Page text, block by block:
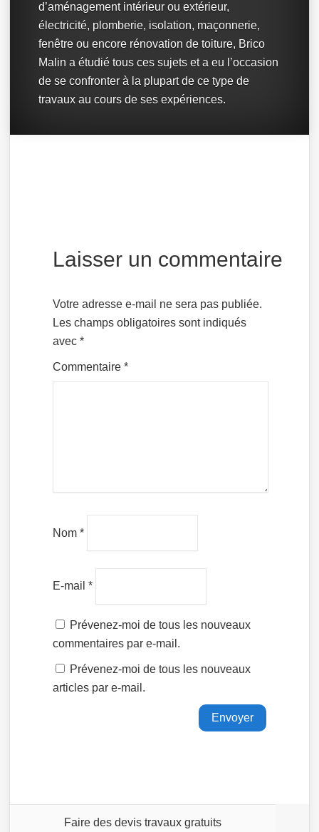
d’aménagement intérieur ou extérieur,
électricité, plomberie, isolation, maçonnerie,
fenêtre ou encore rénovation de toiture, Brico
Malin a étudié tous ces sujets et a eu l’occasion
de se confronter à la plupart de ce type de
travaux au cours de ses expériences.
Laisser un commentaire
Votre adresse e-mail ne sera pas publiée.
Les champs obligatoires sont indiqués
avec*
Commentaire*
Nom*
E-mail*
Prévenez-moi de tous les nouveaux
commentaires par e-mail.
Prévenez-moi de tous les nouveaux
articles par e-mail.
Faire des devis travaux gratuits